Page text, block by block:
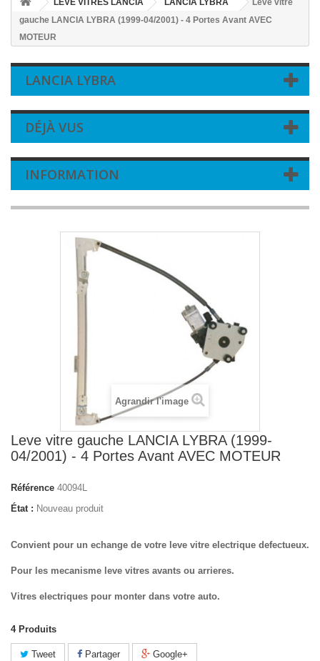
LEVE VITRES LANCIA LANCIA LYBRA
Leve vitre
gauche LANCIA LYBRA (1999-04/2001) - 4 Portes Avant AVEC
MOTEUR
LANCIA LYBRA
DÉJÀ VUS
INFORMATION
Agrandir l'image
Leve vitre gauche LANCIA LYBRA (1999-
04/2001) - 4 Portes Avant AVEC MOTEUR
Référence 40094L
État : Nouveau produit
Convient pour un echange de votre leve vitre electrique defectueux.
Pour les mecanisme leve vitres avants ou arrieres.
Vitres electriques pour monter dans votre auto.
4 Produits
Tweet Partager Google+